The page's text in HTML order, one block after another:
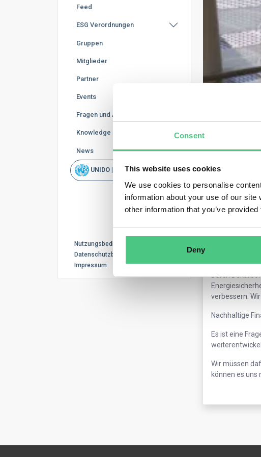
Consent
This website uses cookies
We use cookies to personalise
information about your use of our
other information that you’ve
Deny
SoS.25
Veröffentlicht
Teresa
"Die
müssen
Durch
verbessern.
Nachhaltige
Es ist eine
Wir müssen
können es uns
Feed
ESG Verordnungen
Gruppen
Mitglieder
Partner
Events
Fragen und Antworten
Knowledge Base
News
UNIDO | Schnellsuche
Nutzungsbedingungen
Datenschutzbestimmungen
Impressum